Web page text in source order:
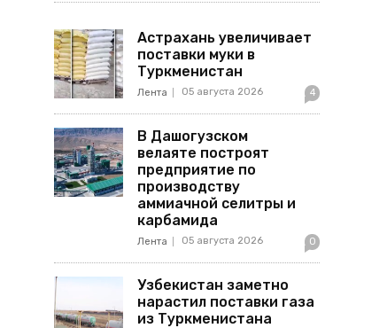
Астрахань увеличивает
поставки муки в
Туркменистан
Лента 05 августа 2026 4
В Дашогузском
велаяте построят
предприятие по
производству
аммиачной селитры и
карбамида
Лента 05 августа 2026 0
Узбекистан заметно
нарастил поставки газа
из Туркменистана